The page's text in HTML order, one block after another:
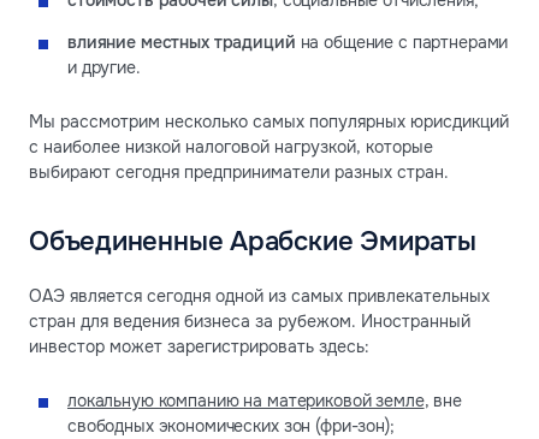
влияние местных традиций на общение с партнерами
и другие.
Мы рассмотрим несколько самых популярных юрисдикций
с наиболее низкой налоговой нагрузкой, которые
выбирают сегодня предприниматели разных стран.
Объединенные Арабские Эмираты
ОАЭ является сегодня одной из самых привлекательных
стран для ведения бизнеса за рубежом. Иностранный
инвестор может зарегистрировать здесь:
локальную компанию на материковой земле, вне
свободных экономических зон (фри-зон);